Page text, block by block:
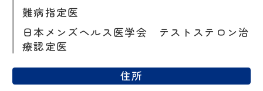
難病指定医
日本メンズヘルス医学会 テストステロン治
療認定医
住所